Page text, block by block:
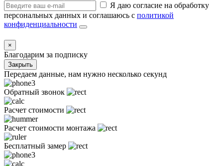
Я даю согласие на обработку
персональных данных и соглашаюсь с политикой
конфиденциальности
×
Благодарим за подписку
Закрыть
Передаем данные, нам нужно несколько секунд
Обратный звонок
Расчет стоимости
Расчет стоимости монтажа
Бесплатный замер